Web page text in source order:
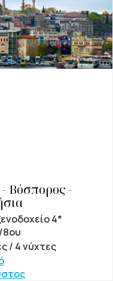
Βόσπορος -
4*
8ου
/ 4 νύχτες